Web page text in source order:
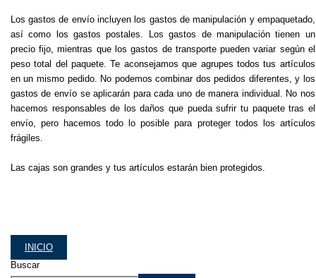
INICIO
Buscar
Los gastos de envío incluyen los gastos de manipulación y empaquetado,
así como los gastos postales. Los gastos de manipulación tienen un
precio fijo, mientras que los gastos de transporte pueden variar según el
peso total del paquete. Te aconsejamos que agrupes todos tus artículos
en un mismo pedido. No podemos combinar dos pedidos diferentes, y los
gastos de envío se aplicarán para cada uno de manera individual. No nos
hacemos responsables de los daños que pueda sufrir tu paquete tras el
envío, pero hacemos todo lo posible para proteger todos los artículos
frágiles.
Las cajas son grandes y tus artículos estarán bien protegidos.